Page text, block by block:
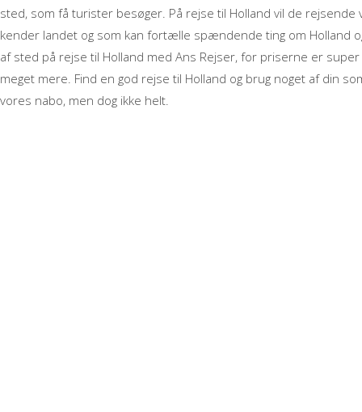
sted, som få turister besøger. På rejse til Holland vil de
kender landet og som kan fortælle spændende ting om Holland
af sted på rejse til Holland med Ans Rejser, for priserne er
meget mere. Find en god rejse til Holland og brug noget af din
vores nabo, men dog ikke helt.